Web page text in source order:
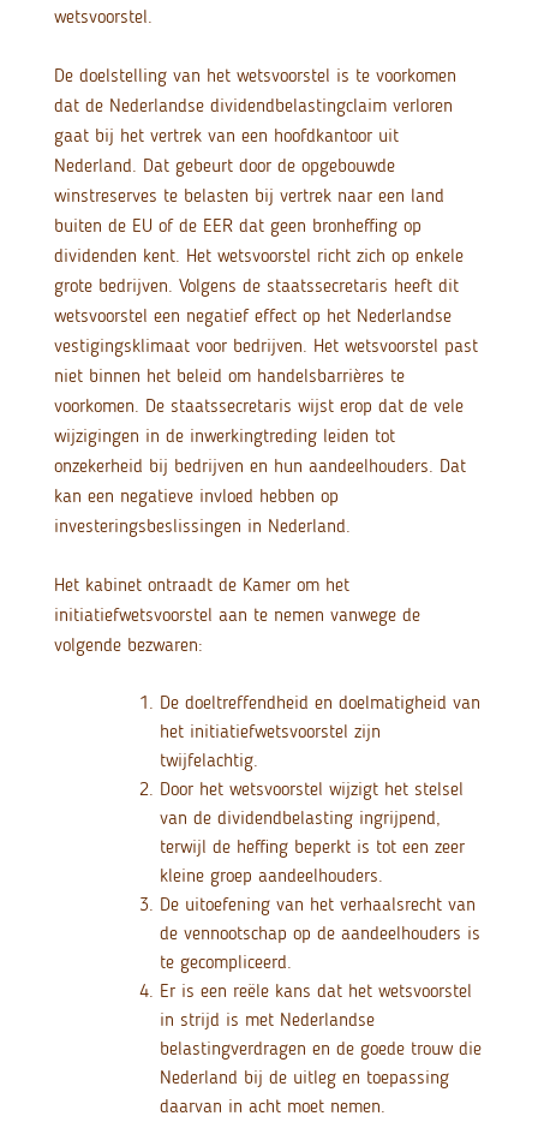
wetsvoorstel.
De doelstelling van het wetsvoorstel is te voorkomen
dat de Nederlandse dividendbelastingclaim verloren
gaat bij het vertrek van een hoofdkantoor uit
Nederland. Dat gebeurt door de opgebouwde
winstreserves te belasten bij vertrek naar een land
buiten de EU of de EER dat geen bronheffing op
dividenden kent. Het wetsvoorstel richt zich op enkele
grote bedrijven. Volgens de staatssecretaris heeft dit
wetsvoorstel een negatief effect op het Nederlandse
vestigingsklimaat voor bedrijven. Het wetsvoorstel past
niet binnen het beleid om handelsbarrières te
voorkomen. De staatssecretaris wijst erop dat de vele
wijzigingen in de inwerkingtreding leiden tot
onzekerheid bij bedrijven en hun aandeelhouders. Dat
kan een negatieve invloed hebben op
investeringsbeslissingen in Nederland.
Het kabinet ontraadt de Kamer om het
initiatiefwetsvoorstel aan te nemen vanwege de
volgende bezwaren:
De doeltreffendheid en doelmatigheid van
het initiatiefwetsvoorstel zijn
twijfelachtig.
Door het wetsvoorstel wijzigt het stelsel
van de dividendbelasting ingrijpend,
terwijl de heffing beperkt is tot een zeer
kleine groep aandeelhouders.
De uitoefening van het verhaalsrecht van
de vennootschap op de aandeelhouders is
te gecompliceerd.
Er is een reële kans dat het wetsvoorstel
in strijd is met Nederlandse
belastingverdragen en de goede trouw die
Nederland bij de uitleg en toepassing
daarvan in acht moet nemen.